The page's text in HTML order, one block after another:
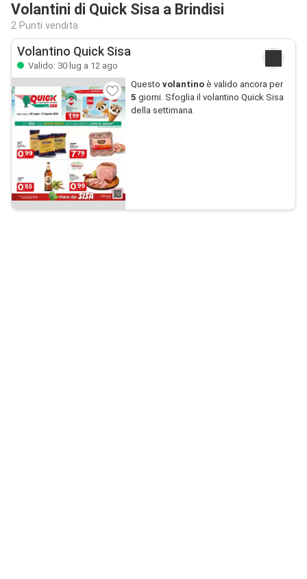
Volantini di Quick Sisa a Brindisi
2 Punti vendita
Volantino Quick Sisa
Valido: 30 lug a 12 ago
Questo volantinoè valido ancora per
5 giorni. Sfoglia il volantino Quick Sisa
della settimana.